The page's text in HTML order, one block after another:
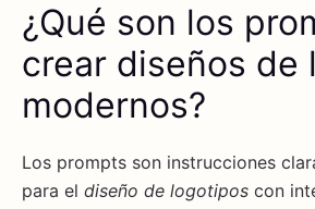
¿Qué son los
crear diseños de
modernos?
Los prompts son instrucciones
para el diseño de logotipos con